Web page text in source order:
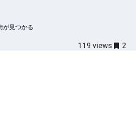
が見つかる
119 views 2